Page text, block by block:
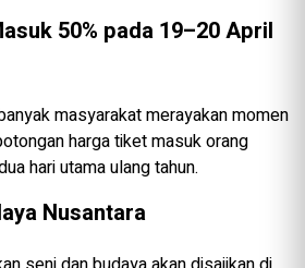
50% pada 19–20 April
masyarakat merayakan momen
harga tiket masuk orang
hari utama ulang tahun.
Nusantara